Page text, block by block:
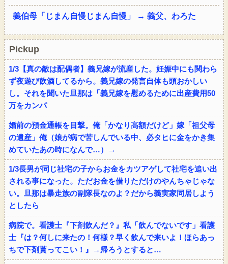
義伯母「じまん自慢じまん自慢」 → 義父、わろた
Pickup
1/3【真の敵は配偶者】義兄嫁が流産した。妊娠中にも関わら
ず夜遊び飲酒してるから。義兄嫁の発言自体も頭おかしい
し。それを聞いた旦那は「義兄嫁を慰めるために出産費用50
万をカンパ
婚前の預金通帳を目撃。俺「かなり高額だけど」嫁「祖父母
の遺産」俺（娘が病で苦しんでいる中、必タヒに金をかき集
めていたあの時になんで…）→
1/3長男が同じ社宅の子からお金をカツアゲして社宅を追い出
される事になった。ただお金を借りただけのやんちゃじゃな
い。旦那は暴走族の副隊長なのよ？だから義実家同居しよう
としたら
病院で。看護士『下剤飲んだ？』私「飲んでないです」看護
士『は？何しに来たの！何様？早く飲んで来いよ！ほらあっ
ちで下剤貰ってこい！』→帰ろうとすると…